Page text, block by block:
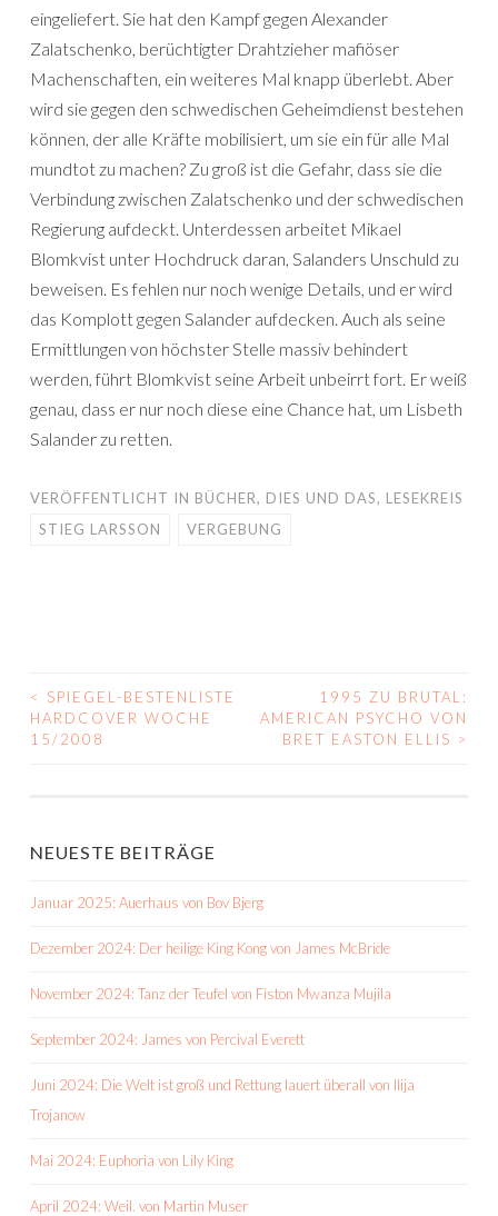
eingeliefert. Sie hat den Kampf gegen Alexander
Zalatschenko, berüchtigter Drahtzieher mafiöser
Machenschaften, ein weiteres Mal knapp überlebt. Aber
wird sie gegen den schwedischen Geheimdienst bestehen
können, der alle Kräfte mobilisiert, um sie ein für alle Mal
mundtot zu machen? Zu groß ist die Gefahr, dass sie die
Verbindung zwischen Zalatschenko und der schwedischen
Regierung aufdeckt. Unterdessen arbeitet Mikael
Blomkvist unter Hochdruck daran, Salanders Unschuld zu
beweisen. Es fehlen nur noch wenige Details, und er wird
das Komplott gegen Salander aufdecken. Auch als seine
Ermittlungen von höchster Stelle massiv behindert
werden, führt Blomkvist seine Arbeit unbeirrt fort. Er weiß
genau, dass er nur noch diese eine Chance hat, um Lisbeth
Salander zu retten.
VERÖFFENTLICHT IN BÜCHER, DIES UND DAS, LESEKREIS
STIEG LARSSON
VERGEBUNG
BEITRAGS-
NAVIGATION
<
SPIEGEL-BESTENLISTE
HARDCOVER WOCHE
15/2008
1995 ZU BRUTAL:
AMERICAN PSYCHO VON
BRET EASTON ELLIS >
NEUESTE BEITRÄGE
Januar 2025: Auerhaus von Bov Bjerg
Dezember 2024: Der heilige King Kong von James McBride
November 2024: Tanz der Teufel von Fiston Mwanza Mujila
September 2024: James von Percival Everett
Juni 2024: Die Welt ist groß und Rettung lauert überall von Ilija
Trojanow
Mai 2024: Euphoria von Lily King
April 2024: Weil. von Martin Muser